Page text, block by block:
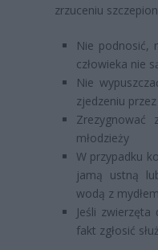
zrzuceniu
Nie podnosić,
człowieka nie
Nie
zjedzeniu
Zrezygnować
młodzieży
W przypadku
jamą ustną
wodą z
Jeśli
fakt zgłosić